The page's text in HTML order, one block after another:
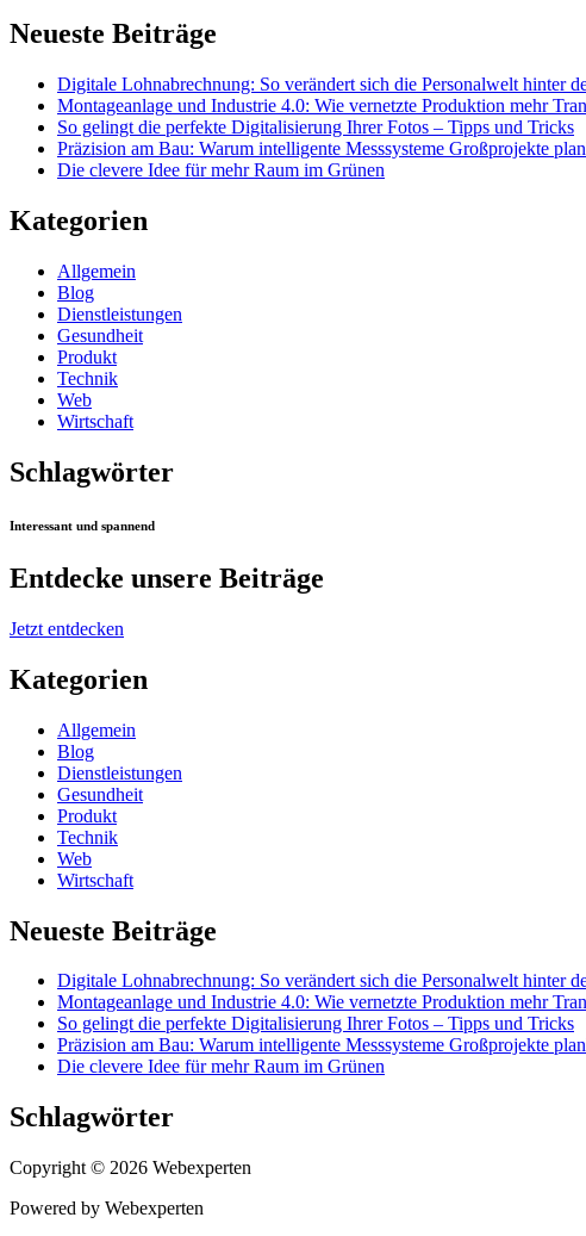
Neueste Beiträge
Digitale Lohnabrechnung: So verändert sich die Personalwelt hinter
Montageanlage und Industrie 4.0: Wie vernetzte Produktion mehr
So gelingt die perfekte Digitalisierung Ihrer Fotos – Tipps und Tricks
Präzision am Bau: Warum intelligente Messsysteme Großprojekte
Die clevere Idee für mehr Raum im Grünen
Kategorien
Allgemein
Blog
Dienstleistungen
Gesundheit
Produkt
Technik
Web
Wirtschaft
Schlagwörter
Interessant und spannend
Entdecke unsere Beiträge
Jetzt entdecken
Kategorien
Allgemein
Blog
Dienstleistungen
Gesundheit
Produkt
Technik
Web
Wirtschaft
Neueste Beiträge
Digitale Lohnabrechnung: So verändert sich die Personalwelt hinter
Montageanlage und Industrie 4.0: Wie vernetzte Produktion mehr
So gelingt die perfekte Digitalisierung Ihrer Fotos – Tipps und Tricks
Präzision am Bau: Warum intelligente Messsysteme Großprojekte
Die clevere Idee für mehr Raum im Grünen
Schlagwörter
Copyright © 2026 Webexperten
Powered by Webexperten